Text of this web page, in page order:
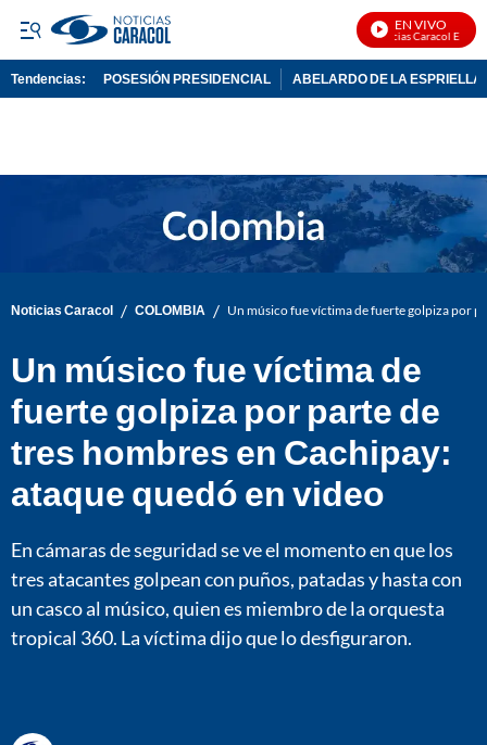
EN VIVO
Noticias Caracol En Vivo
Tendencias: POSESIÓN PRESIDENCIAL ABELARDO DE LA ESPRIELLA
Noticias Caracol / COLOMBIA / Un músico fue víctima de fuerte golpiza por
Un músico fue víctima de
fuerte golpiza por parte de
tres hombres en Cachipay:
ataque quedó en video
En cámaras de seguridad se ve el momento en que los
tres atacantes golpean con puños, patadas y hasta con
un casco al músico, quien es miembro de la orquesta
tropical 360. La víctima dijo que lo desfiguraron.